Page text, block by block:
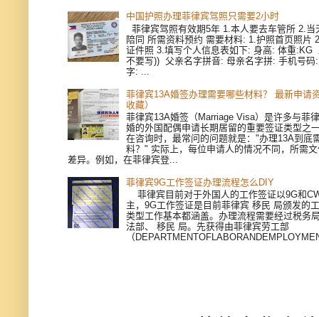
中国护照办理菲律宾驾照只需要2小时
菲律宾驾照有效期5年 1.本人要去车管所 2.当
陪同 所需资料预约 需要材料: 1.护照首页照片
证件照 3.填写个人信息表如下: 身高: 体重:KG
不要写)) 父亲名字拼音: 母亲名字拼: 手机号码
字: ...
菲律宾13A婚签办理需要哪些材料？ 最新申请
收藏）
菲律宾13A婚签（Marriage Visa）是许多与菲
婚的外国配偶申请长期居留的重要签证类型之
在咨询时，最常问的问题就是："办理13A到底
料？" 实际上，每位申请人的情况不同，所需
差异。例如，在菲律宾登...
菲律宾9G工作签证办理流程怎么DIY
菲律宾目前对于外国人的工作签证以9G和
主，9G工作签证是目前菲律宾 移民 局颁发的
类型工作基本都涵盖。办理流程需要经过税务
法部、 移民 局。先获得由菲律宾劳工部
（